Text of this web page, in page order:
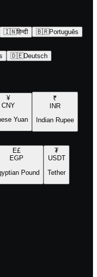
🇮🇳हिन्दी 🇧🇷Português
🇩🇪Deutsch
¥
CNY
Yuan
₹
INR
Indian Rupee
E£
EGP
Pound
₮
USDT
Tether